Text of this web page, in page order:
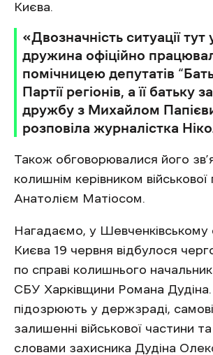
Києва.
«Двозначність ситуації
дружина офіційно
помічницею депутатів
Партії регіонів, а її батьку
дружбу з Михайлом
розповіла журналістка
Також обговорювалися його
колишнім керівником
Анатолієм Матіосом.
Нагадаємо, у Шевченківському
Києва 19 червня відбулося
по справі колишнього
СБУ Харківщини Романа
підозрюють у держзраді,
залишенні військової частини
словами захисника Дудіна